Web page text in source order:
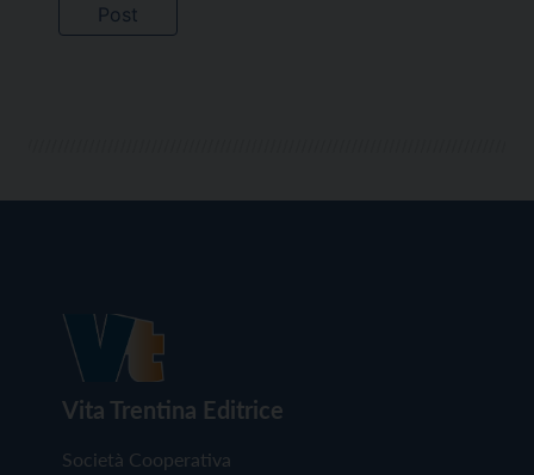
Vita Trentina Editrice
Società Cooperativa